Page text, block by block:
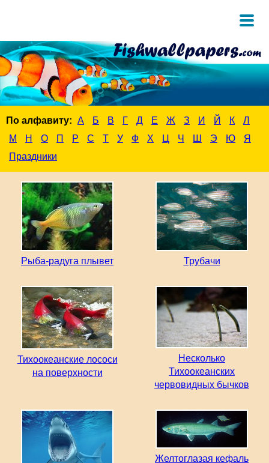
По алфавиту: А Б В Г Д Е Ж З И Й К
Л
М
Н О П Р С Т У Ф Х Ц Ч Ш Э Ю
Я
Праздники
Рыба-радуга плывет Трубачи
Тихоокеанские лососи
на поверхности
Несколько
Тихоокеанских
червовидных бычков
Желтоглазая кефаль